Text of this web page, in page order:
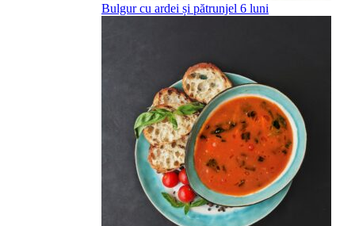
Bulgur cu ardei și pătrunjel 6 luni